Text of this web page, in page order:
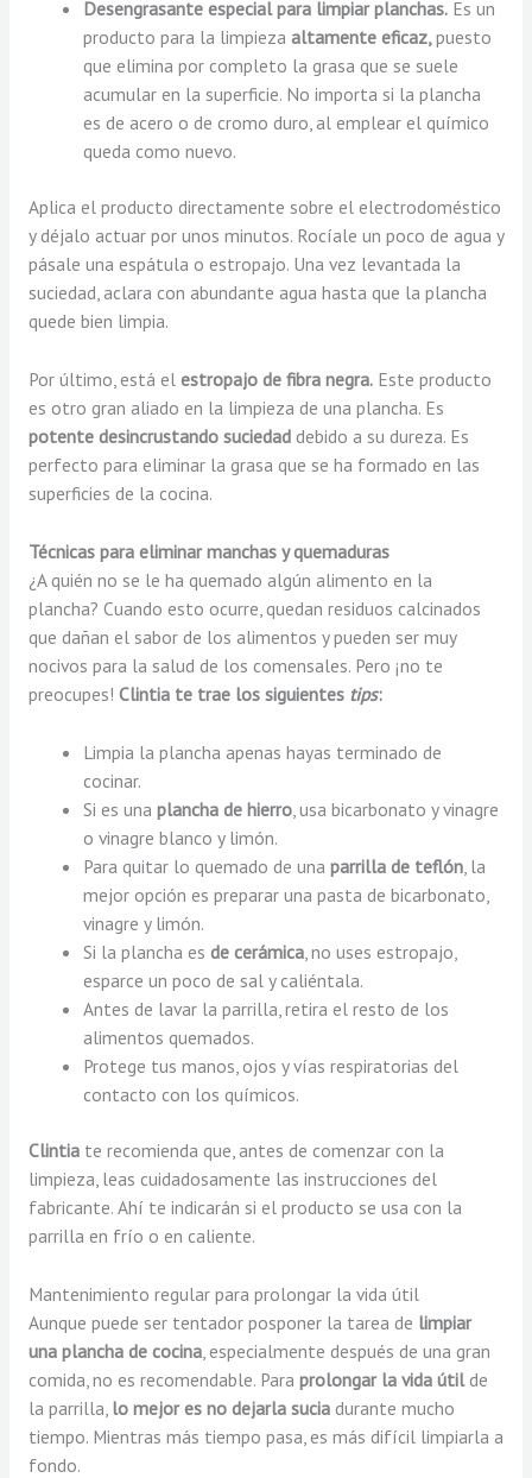
Desengrasante especial para limpiar planchas. Es un
producto para la limpieza altamente eficaz,puesto
que elimina por completo la grasa que se suele
acumular en la superficie. No importa si la plancha
es de acero o de cromo duro, al emplear el químico
queda como nuevo.
Aplica el producto directamente sobre el electrodoméstico
y déjalo actuar por unos minutos. Rocíale un poco de agua y
pásale una espátula o estropajo. Una vez levantada la
suciedad, aclara con abundante agua hasta que la plancha
quede bien limpia.
Por último, está el estropajo de fibra negra.Este producto
es otro gran aliado en la limpieza de una plancha. Es
potente desincrustando suciedaddebido a su dureza. Es
perfecto para eliminar la grasa que se ha formado en las
superficies de la cocina.
Técnicas para eliminar manchas y quemaduras
¿A quién no se le ha quemado algún alimento en la
plancha? Cuando esto ocurre, quedan residuos calcinados
que dañan el sabor de los alimentos y pueden ser muy
nocivos para la salud de los comensales. Pero ¡no te
preocupes! Clintia te trae los siguientes tips:
Limpia la plancha apenas hayas terminado de
cocinar.
Si es unaplancha de hierro , usa bicarbonato y vinagre
o vinagre blanco y limón.
Para quitar lo quemado de unaparrilla de teflón , la
mejor opción es preparar una pasta de bicarbonato,
vinagre y limón.
Si la plancha esde cerámica , no uses estropajo,
esparce un poco de sal y caliéntala.
Antes de lavar la parrilla, retira el resto de los
alimentos quemados.
Protege tus manos, ojos y vías respiratorias del
contacto con los químicos.
Clintiate recomienda que, antes de comenzar con la
limpieza, leas cuidadosamente las instrucciones del
fabricante. Ahí te indicarán si el producto se usa con la
parrilla en frío o en caliente.
Mantenimiento regular para prolongar la vida útil
Aunque puede ser tentador posponer la tarea de limpiar
una plancha de cocina, especialmente después de una gran
comida, no es recomendable. Para prolongar la vida útilde
la parrilla, lo mejor es no dejarla suciadurante mucho
tiempo. Mientras más tiempo pasa, es más difícil limpiarla a
fondo.